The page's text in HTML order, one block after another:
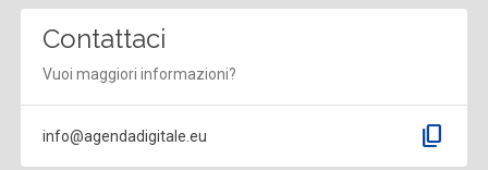
Contattaci
Vuoi maggiori informazioni?
info@agendadigitale.eu content_copy